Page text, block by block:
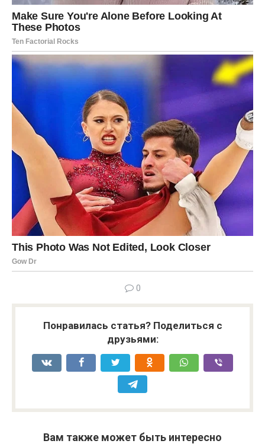
0
Понравилась статья? Поделиться с
друзьями:
Вам также может быть интересно